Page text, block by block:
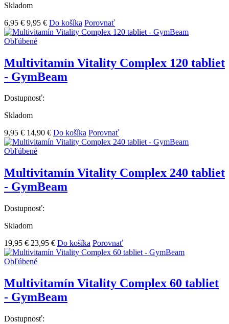
Skladom
6,95 € 9,95 € Do košíka Porovnať
Obľúbené
Multivitamín Vitality Complex 120 tabliet
- GymBeam
Dostupnosť:
Skladom
9,95 € 14,90 € Do košíka Porovnať
Obľúbené
Multivitamín Vitality Complex 240 tabliet
- GymBeam
Dostupnosť:
Skladom
19,95 € 23,95 € Do košíka Porovnať
Obľúbené
Multivitamín Vitality Complex 60 tabliet
- GymBeam
Dostupnosť: